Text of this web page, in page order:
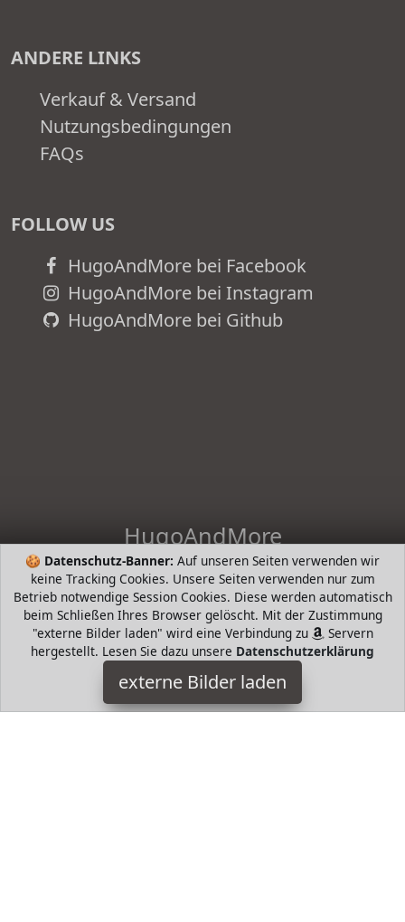
🍪 Datenschutz-Banner: Auf unseren Seiten verwenden wir
keine Tracking Cookies. Unsere Seiten verwenden nur zum
Betrieb notwendige Session Cookies. Diese werden automatisch
beim Schließen Ihres Browser gelöscht. Mit der Zustimmung
"externe Bilder laden" wird eine Verbindung zu
Servern
hergestellt. Lesen Sie dazu unsere Datenschutzerklärung
externe Bilder laden
ANDERE LINKS
Verkauf & Versand
Nutzungsbedingungen
FAQs
FOLLOW US
HugoAndMore bei Facebook
HugoAndMore bei Instagram
HugoAndMore bei Github
HugoAndMore
HugoAndHome - die intelligente Suche nach Bestsellern von
beliebten Markenherstellern. Hugo Boss, Tommy Hilfiger,
Prada, Levis, Werangler, Tamaris, Riecker, Jack Wolfkin mund
mehr
HugoAndMore ist Teilnehmer am Partnerprogramm der
EU
S.à r.l. Dieses Partnerprogramm wurde von
gerufen, um Links auf externe
Internetseiten platzieren zu
können. Die Bertreiber von HugoAndMore verdienen mit